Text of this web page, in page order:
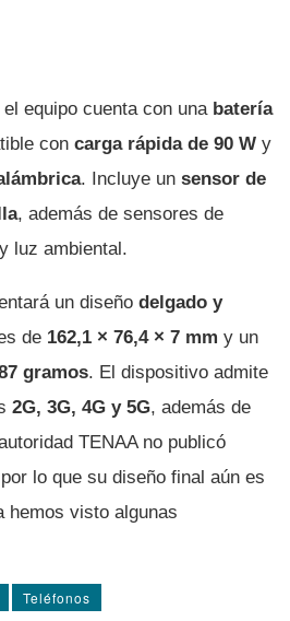
equipo cuenta con una batería
con carga rápida de 90 W y
. Incluye un sensor de
, además de sensores de
luz ambiental.
un diseño delgado y
de 162,1 × 76,4 × 7 mm y un
gramos. El dispositivo admite
2G, 3G, 4G y 5G, además de
TENAA no publicó
lo que su diseño final aún es
hemos visto algunas
Teléfonos